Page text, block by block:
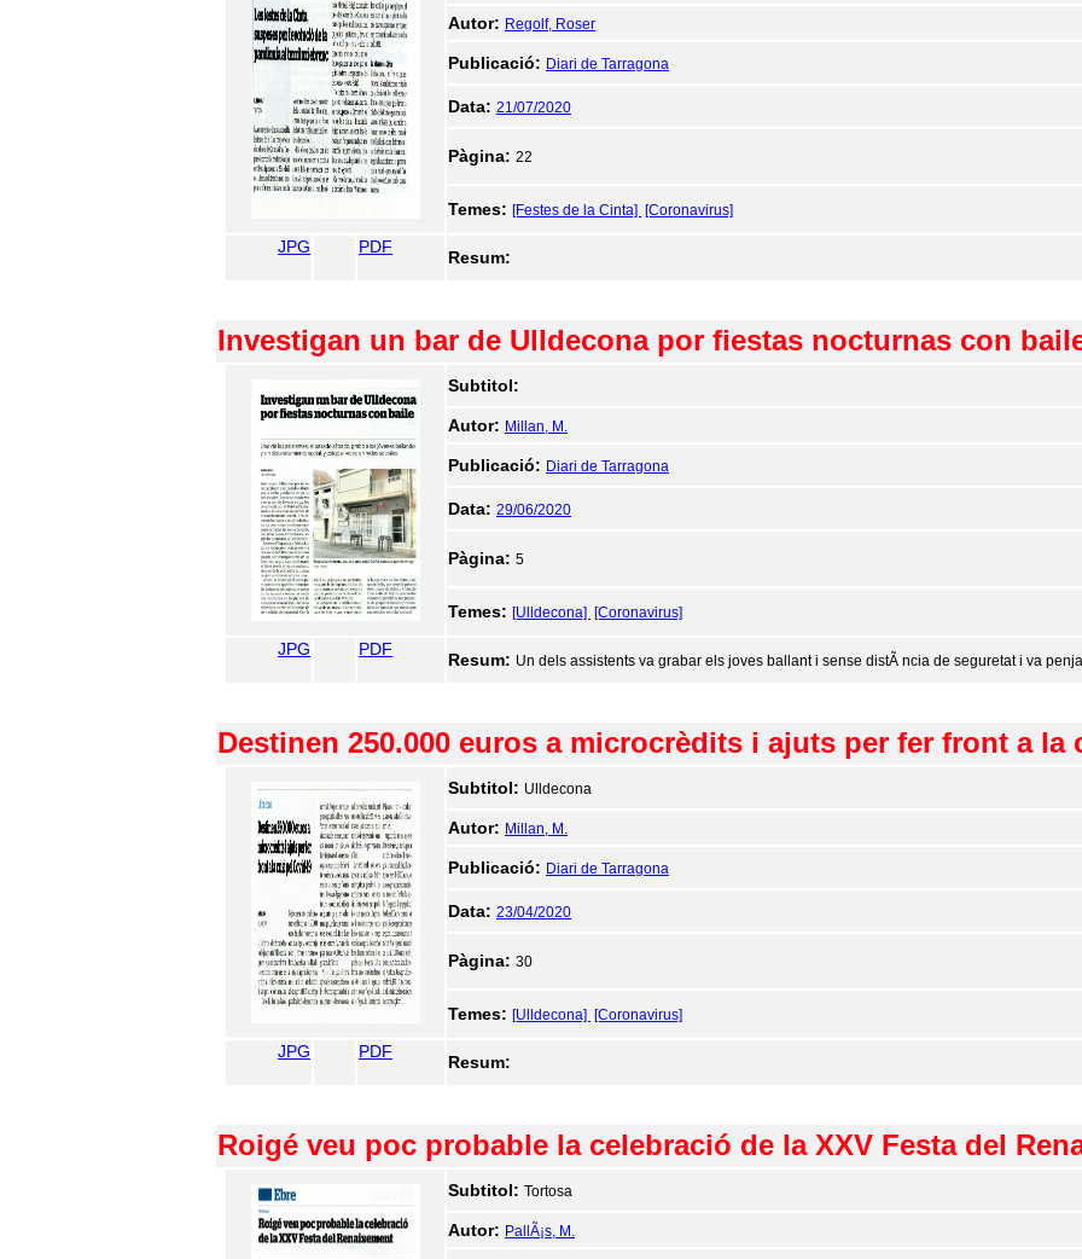
Autor: Regolf, Roser
Publicació: Diari de Tarragona
Data: 21/07/2020
Pàgina: 22
Temes: [Festes de la Cinta] [Coronavirus]
JPG PDF
Resum:
Investigan un bar de Ulldecona por fiestas nocturnas con
Subtitol:
Autor: Millan, M.
Publicació: Diari de Tarragona
Data: 29/06/2020
Pàgina: 5
Temes: [Ulldecona] [Coronavirus]
JPG PDF
Resum: Un dels assistents va grabar els joves ballant i sense distÃ ncia de seguretat i va
Destinen 250.000 euros a microcrèdits i ajuts per fer front a la
Subtitol: Ulldecona
Autor: Millan, M.
Publicació: Diari de Tarragona
Data: 23/04/2020
Pàgina: 30
Temes: [Ulldecona] [Coronavirus]
JPG PDF
Resum:
Roigé veu poc probable la celebració de la XXV Festa del
Subtitol: Tortosa
Autor: PallÃ¡s, M.